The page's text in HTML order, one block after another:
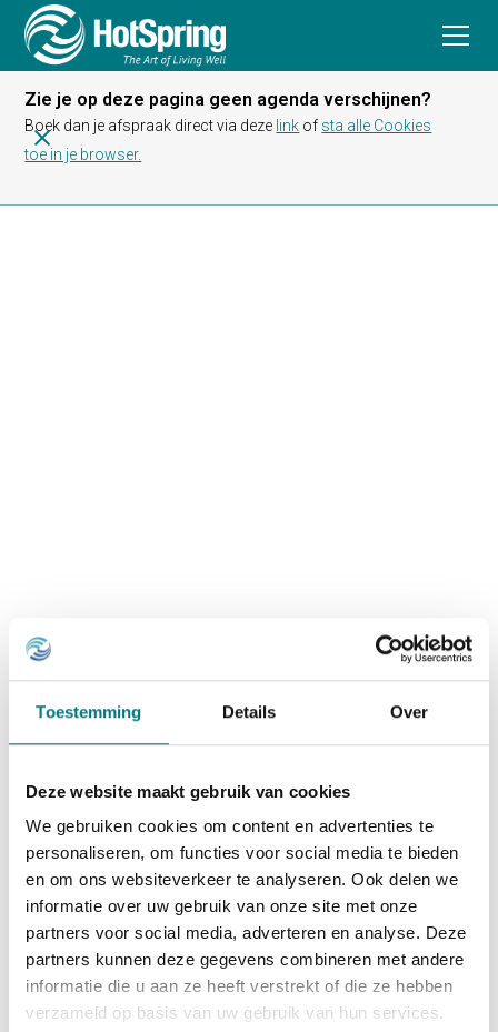
Toestemming Details Over
Deze website maakt gebruik van cookies
We gebruiken cookies om content en advertenties te
personaliseren, om functies voor social media te bieden
en om ons websiteverkeer te analyseren. Ook delen we
informatie over uw gebruik van onze site met onze
partners voor social media, adverteren en analyse. Deze
partners kunnen deze gegevens combineren met andere
informatie die u aan ze heeft verstrekt of die ze hebben
verzameld op basis van uw gebruik van hun services.
Zie je op deze pagina geen agenda verschijnen?
Boek dan je afspraak direct via deze link of sta alle Cookies
toe in je browser.